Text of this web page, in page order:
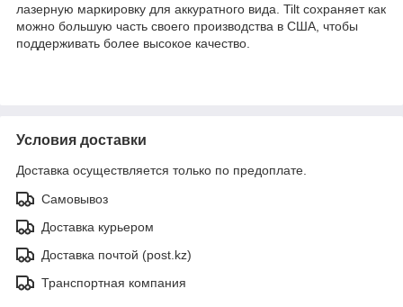
лазерную маркировку для аккуратного вида. Tilt сохраняет как
можно большую часть своего производства в США, чтобы
поддерживать более высокое качество.
Условия доставки
Доставка осуществляется только по предоплате.
Самовывоз
Доставка курьером
Доставка почтой (post.kz)
Транспортная компания